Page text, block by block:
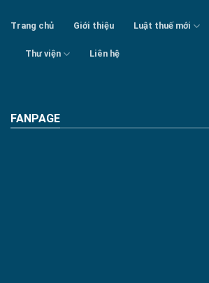
Trang chủ Giới thiệu Luật thuế mới
Thư viện Liên hệ
FANPAGE